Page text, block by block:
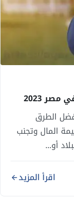
2023
الطرق
المال وتجنب
أو...
اقرأ المزيد